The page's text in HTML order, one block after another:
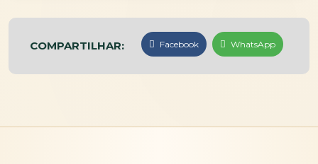
COMPARTILHAR: Facebook WhatsApp